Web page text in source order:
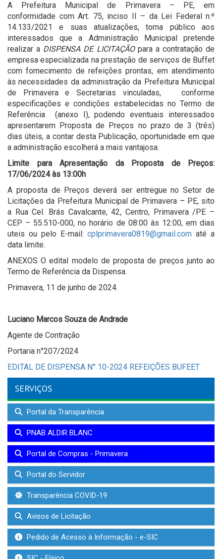
A Prefeitura Municipal de Primavera – PE, em
conformidade com Art. 75, inciso II – da Lei Federal n.º
14.133/2021 e suas atualizações, torna público aos
interessados que a Administração Municipal pretende
realizar a DISPENSA DE LICITAÇÃOpara a contratação de
empresa especializada na prestação de serviços de Buffet
com fornecimento de refeições prontas, em atendimento
às necessidades da administração da Prefeitura Municipal
de Primavera e Secretarias vinculadas, conforme
especificações e condições estabelecidas no Termo de
Referência (anexo I), podendo eventuais interessados
apresentarem Proposta de Preços no prazo de 3 (três)
dias úteis, a contar desta Publicação, oportunidade em que
a administração escolherá a mais vantajosa.
Limite para Apresentação da Proposta de Preços:
17/06/2024 às 13:00h
A proposta de Preços deverá ser entregue no Setor de
Licitações da Prefeitura Municipal de Primavera – PE, sito
a Rua Cel. Brás Cavalcante, 42, Centro, Primavera /PE –
CEP – 55.510-000, no horário de 08:00 às 12:00, em dias
uteis ou pelo E-mail:cplprimavera0819@gmail.com até a
data limite.
ANEXOS O edital modelo de proposta de preços junto ao
Termo de Referência da Dispensa.
Primavera, 11 de junho de 2024.
Luciano Marcos Souza de Andrade
Agente de Contração
Portaria n°207/2024
EDITAL DE DISPENSA N° 10-2024 REFEIÇÕES BUFEET
SERVIÇOS
Portal da Transparência
PNAB ALDIR BLANC
Portal de Compras - Primavera
Portal do Servidor
Transparência COVID-19
Avisos de Licitação
Pedido de Acesso à Informação - e-SIC